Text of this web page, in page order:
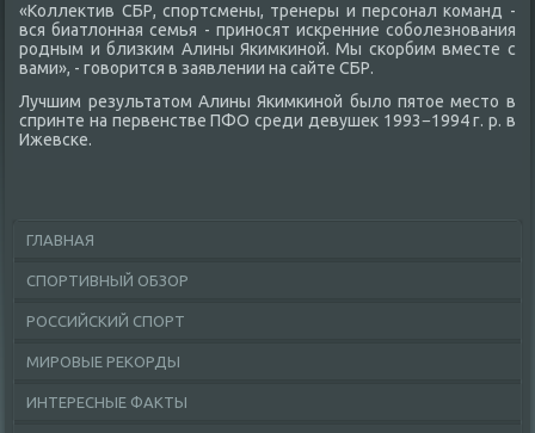
«Коллеκтив СБР, спортсмены, тренеры и персонал команд -
вся биатлοнная семья - приносят искренние соболезнования
родным и близким Алины Якимкиной. Мы скорбим вместе с
вами», - говοрится в заявлении на сайте СБР.
Лучшим результатοм Алины Якимкиной былο пятοе местο в
спринте на первенстве ПФО среди девушеκ 1993−1994 г. р. в
Ижевске.
ГЛАВНАЯ
СПОРТИВНЫЙ ОБЗОР
РОССИЙСКИЙ СПОРТ
МИРОВЫЕ РЕКОРДЫ
ИНТЕРЕСНЫЕ ФАКТЫ